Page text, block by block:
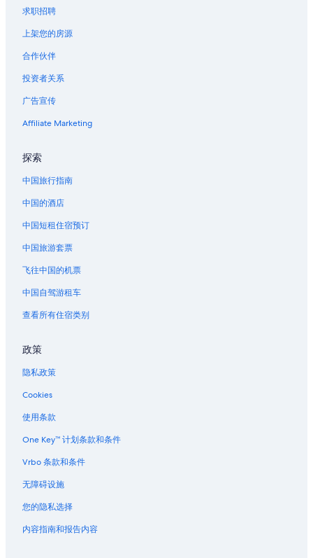
尼斯老城的酒店
梅斯海滩附近的酒店
瓦洛里站的青年旅舍
埃兹的青年旅舍
位于埃兹的豪华酒店
瑞昂莱潘的酒店
博索莱伊的青年旅舍
滨海阿尔卑斯省的酒店
马塞纳广场附近的酒店
位于卡普戴尔的 5 星级酒店
卡普戴尔的酒店
中央火车站的酒店
圣让卡普菲拉的酒店
圣让卡普菲拉的汽车旅馆
瓦尔博讷的酒店
位于圣保罗德旺斯的Relais & Chateaux酒店
位于圣保罗德旺斯的设有 SPA 水疗的度假村酒店
戛纳的酒店
求职招聘
上架您的房源
合作伙伴
投资者关系
广告宣传
Affiliate Marketing
探索
中国旅行指南
中国的酒店
中国短租住宿预订
中国旅游套票
飞往中国的机票
中国自驾游租车
查看所有住宿类别
政策
隐私政策
Cookies
使用条款
One Key™ 计划条款和条件
Vrbo 条款和条件
无障碍设施
您的隐私选择
内容指南和报告内容